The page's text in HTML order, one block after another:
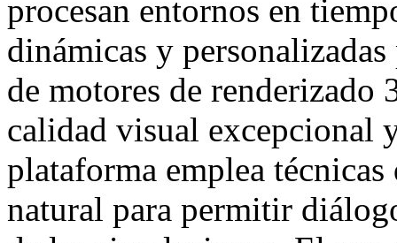
procesan entornos en
dinámicas y
de motores de renderizado
calidad visual excepcional
plataforma emplea
natural para permitir